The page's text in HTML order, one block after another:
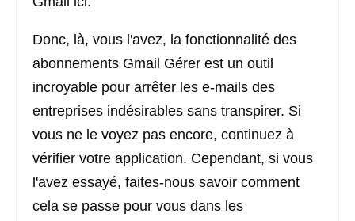
Donc, là, vous l'avez, la fonctionnalité des
abonnements Gmail Gérer est un outil
incroyable pour arrêter les e-mails des
entreprises indésirables sans transpirer. Si
vous ne le voyez pas encore, continuez à
vérifier votre application. Cependant, si vous
l'avez essayé, faites-nous savoir comment
cela se passe pour vous dans les